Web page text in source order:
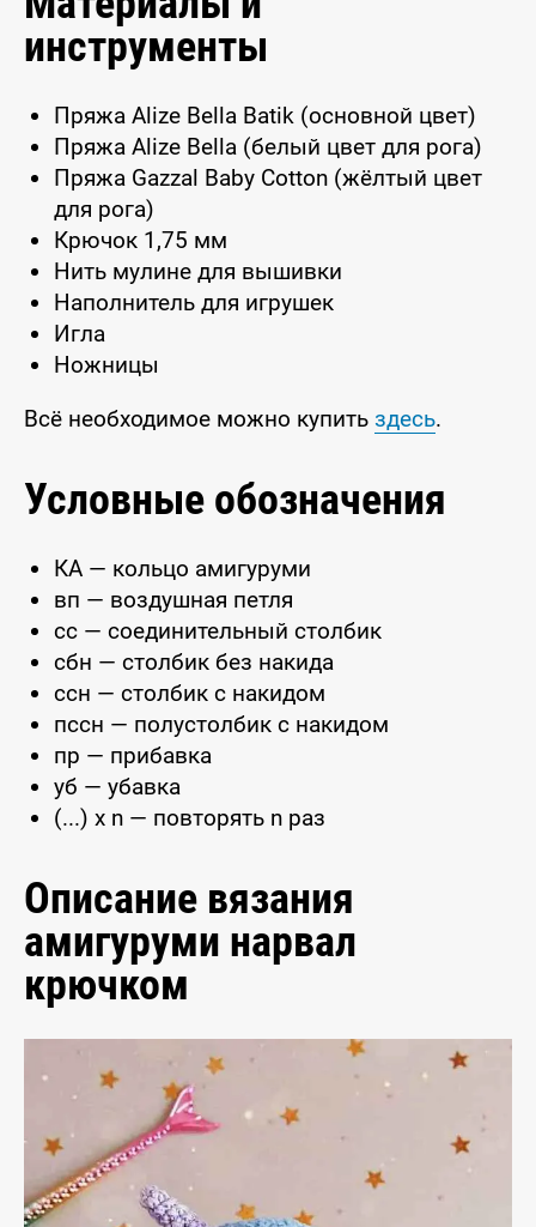
инструменты
Пряжа Alize Bella Batik (основной цвет)
Пряжа Alize Bella (белый цвет для рога)
Пряжа Gazzal Baby Cotton (жёлтый цвет
для рога)
Крючок 1,75 мм
Нить мулине для вышивки
Наполнитель для игрушек
Игла
Ножницы
Всё необходимое можно купить здесь.
Условные обозначения
КА — кольцо амигуруми
вп — воздушная петля
сс — соединительный столбик
сбн — столбик без накида
ссн — столбик с накидом
пссн — полустолбик с накидом
пр — прибавка
уб — убавка
(...) x n — повторять n раз
Описание вязания
амигуруми нарвал
крючком